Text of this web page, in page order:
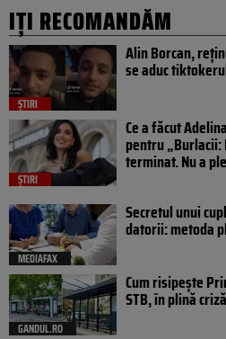
IȚI RECOMANDĂM
ȘTIRI
Alin Borcan,
se aduc
ȘTIRI
Ce a făcut
pentru „Burlacii:
terminat. Nu a
MEDIAFAX
Secretul unui
datorii: metoda
GANDUL.RO
Cum risipește
STB, în plină